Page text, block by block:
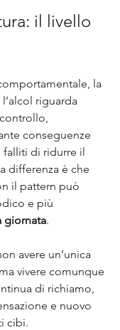
il livello
la
riguarda
conseguenze
falliti di ridurre il
differenza è che
il pattern può
e più
giornata.
avere un’unica
vivere comunque
di richiamo,
e nuovo
cibi.